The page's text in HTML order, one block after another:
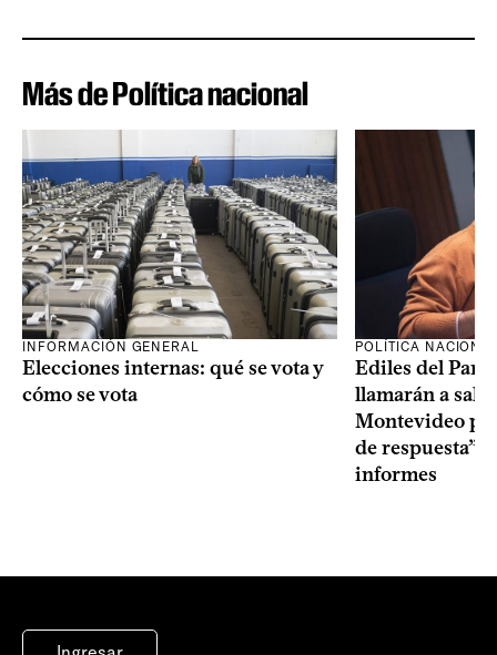
Más de Política nacional
INFORMACIÓN GENERAL
Elecciones internas: qué se vota y
cómo se vota
POLÍTICA
Ediles del
llamarán a sala
Montevideo
de respuesta”
informes